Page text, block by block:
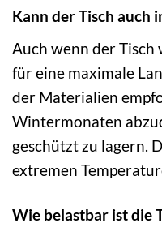
Kann der Tisch auch
Auch wenn der
für eine maximale
der Materialien
Wintermonaten
geschützt zu lagern.
extremen
Wie belastbar ist die